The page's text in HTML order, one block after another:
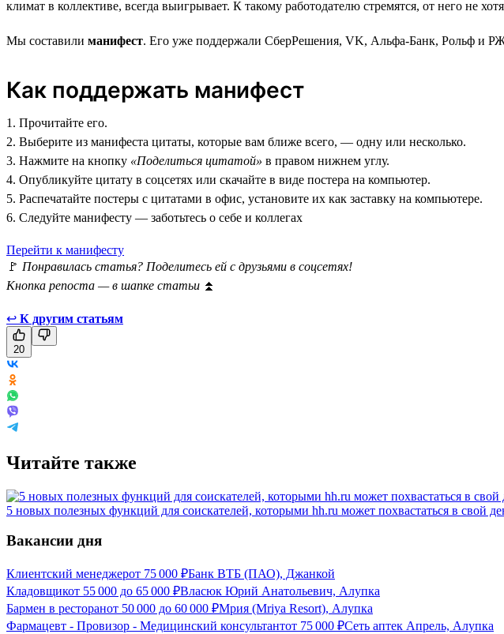
климат в коллективе, всегда выигрывает. К такому работодателю стремятся, от него не
Мы составили манифест. Его уже поддержали СберРешения, VK, Альфа-Банк, Рольф и
Как поддержать манифест
1. Прочитайте его.
2. Выберите из манифеста цитаты, которые вам ближе всего, — одну или несколько.
3. Нажмите на кнопку «Поделиться цитатой» в правом нижнем углу.
4. Опубликуйте цитату в соцсетях или скачайте в виде постера на компьютер.
5. Распечатайте постеры с цитатами в офис, установите их как заставку на компьютере.
6. Следуйте манифесту — заботьтесь о себе и коллегах
Перейти к манифесту
🚩 Понравилась статья? Поделитесь ей с друзьями в соцсетях!
Кнопка репоста — в шапке статьи ⏫
↩ К другим статьям
20
Читайте также
5 новых полезных функций для соискателей, которыми hh.ru может похвастаться в свой
Вакансии дня
Клиентский менеджерот 75 000 ₽Банк ВТБ (ПАО), Джанкой
Кладовщикот 55 000 до 65 000 ₽Власюк Юрий Анатольевич, Алупка
Бармен в ресторанот 50 000 до 60 000 ₽Мрия (Mriya Resort), Алупка
Фармацевт - Провизор - Медицинский консультантот 75 000 ₽Сеть аптек Апрель, Алупка